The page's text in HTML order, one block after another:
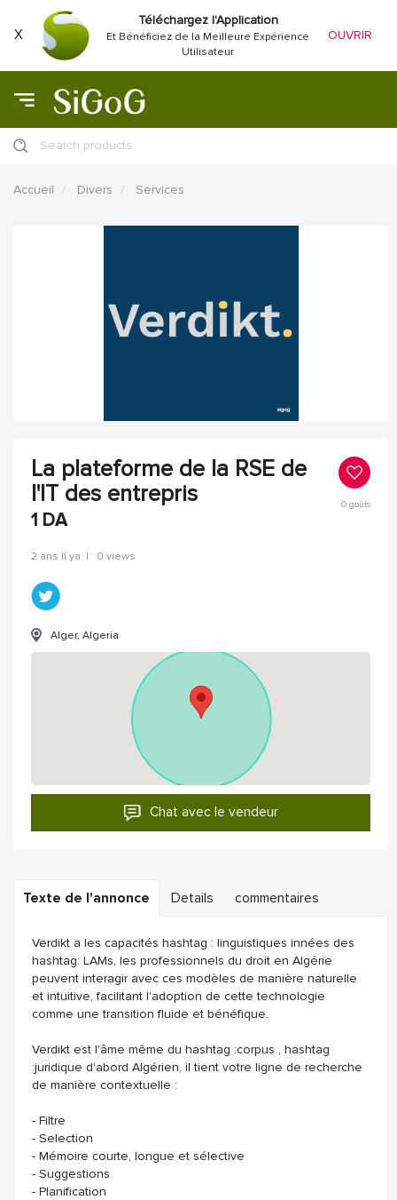
X
Téléchargez l'Application
Et Bénéficiez de la Meilleure Expérience
Utilisateur
OUVRIR
Search products
Accueil Divers Services
La plateforme de la RSE de
l'IT des entrepris
1 DA
0goûts
2 ans Il ya | 0 views
Alger, Algeria
Chat avec le vendeur
Texte de l'annonce Details commentaires
Verdikt a les capacités hashtag : linguistiques innées des
hashtag: LAMs, les professionnels du droit en Algérie
peuvent interagir avec ces modèles de manière naturelle
et intuitive, facilitant l'adoption de cette technologie
comme une transition fluide et bénéfique.
Verdikt est l'âme même du hashtag :corpus , hashtag
:juridique d'abord Algérien, il tient votre ligne de recherche
de manière contextuelle :
- Filtre
- Selection
- Mémoire courte, longue et sélective
- Suggestions
- Planification